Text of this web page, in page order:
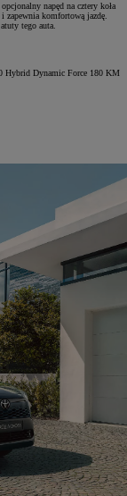
napęd na cztery koła
zapewnia komfortową jazdę.
tego auta.
Hybrid Dynamic Force 180 KM